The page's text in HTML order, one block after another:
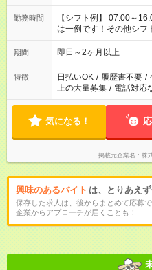
勤務時間
【シフト例】 07:00～
は一例です！その他シフ
期間 即日～2ヶ月以上
特徴 日払いOK / 履歴書不要 /
上の大量募集 / 電話対応
気になる！
掲載元企業名 株
興味のあるバイト は、とりあえ
保存した求人は、後からまとめて応募で
企業からアプローチが届くことも！